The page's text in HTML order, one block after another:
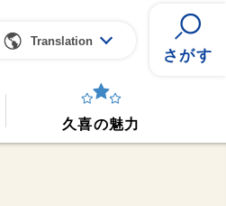
Translation
さがす
久喜の魅力